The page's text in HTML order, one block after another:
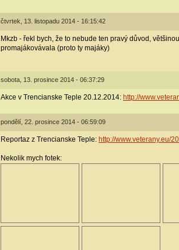
čtvrtek, 13. listopadu 2014 - 16:15:42
Mkzb - řekl bych, že to nebude ten pravý důvod,
promajákovávala (proto ty majáky)
sobota, 13. prosince 2014 - 06:37:29
Akce v Trencianske Teple 20.12.2014: http://
pondělí, 22. prosince 2014 - 06:59:09
Reportaz z Trencianske Teple: http://www.veterany.eu/
Nekolik mych fotek: